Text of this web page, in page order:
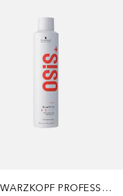
SCHWARZKOPF PROFESSIONAL